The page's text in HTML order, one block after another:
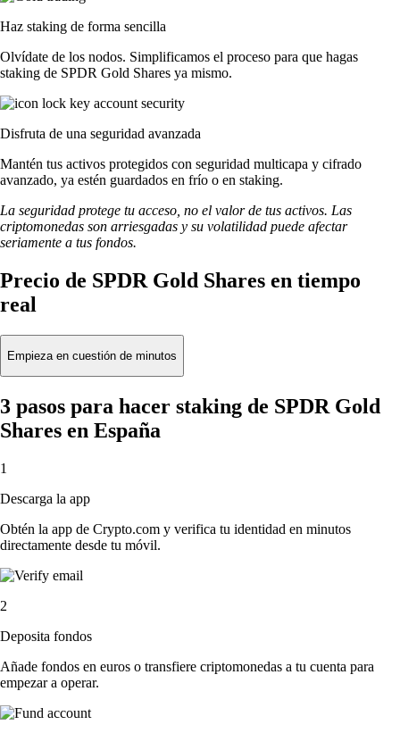
Haz staking de forma sencilla
Olvídate de los nodos. Simplificamos el proceso para que hagas
staking de SPDR Gold Shares ya mismo.
Disfruta de una seguridad avanzada
Mantén tus activos protegidos con seguridad multicapa y cifrado
avanzado, ya estén guardados en frío o en staking.
La seguridad protege tu acceso, no el valor de tus activos. Las
criptomonedas son arriesgadas y su volatilidad puede afectar
seriamente a tus fondos.
Precio de SPDR Gold Shares en tiempo
real
Empieza en cuestión de minutos
3 pasos para hacer staking de SPDR Gold
Shares en España
1
Descarga la app
Obtén la app de Crypto.com y verifica tu identidad en minutos
directamente desde tu móvil.
2
Deposita fondos
Añade fondos en euros o transfiere criptomonedas a tu cuenta para
empezar a operar.